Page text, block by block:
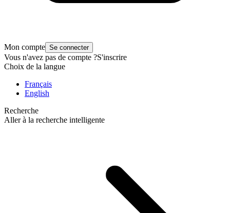
Mon compte Se connecter
Vous n'avez pas de compte ?S'inscrire
Choix de la langue
Français
English
Recherche
Aller à la recherche intelligente